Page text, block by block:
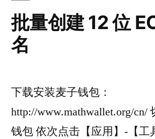
批量创建 12 位
名
下载安装麦子钱包：
http://www.mathwallet.org/cn/
钱包 依次点击【应用】-【工